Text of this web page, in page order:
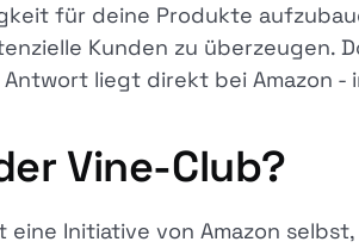
für deine Produkte
Kunden zu überzeugen.
liegt direkt bei Amazon -
Vine-Club?
eine Initiative von Amazon